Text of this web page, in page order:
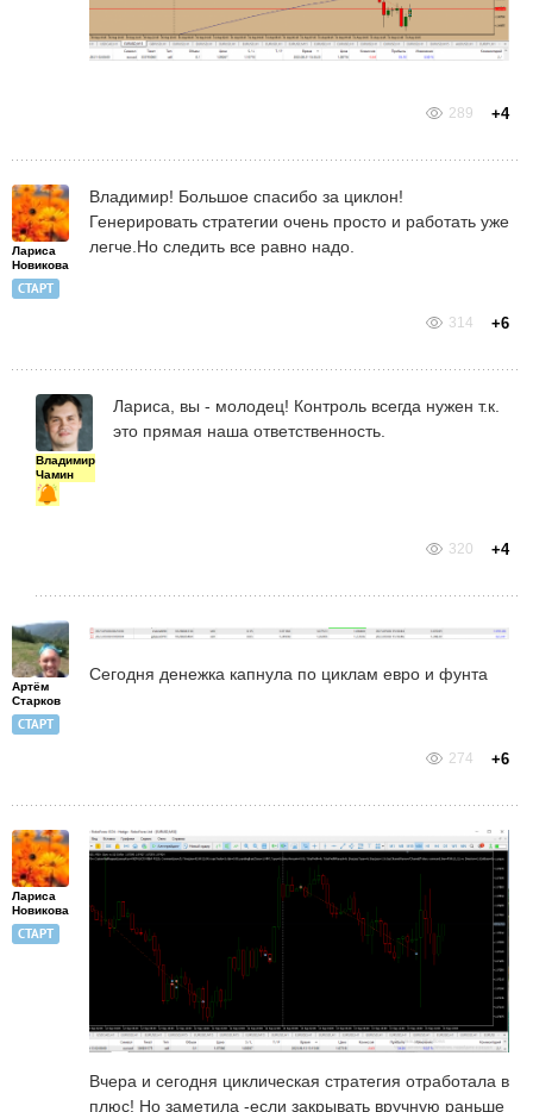
289 +4
Лариса
Новикова
СТАРТ
Владимир! Большое спасибо за циклон!
Генерировать стратегии очень просто и работать уже
легче.Но следить все равно надо.
314 +6
Владимир
Чамин
Лариса, вы - молодец! Контроль всегда нужен т.к.
это прямая наша ответственность.
320 +4
Артём
Старков
СТАРТ
Сегодня денежка капнула по циклам евро и фунта
274 +6
Лариса
Новикова
СТАРТ
Вчера и сегодня циклическая стратегия отработала в
плюс! Но заметила -если закрывать вручную раньше